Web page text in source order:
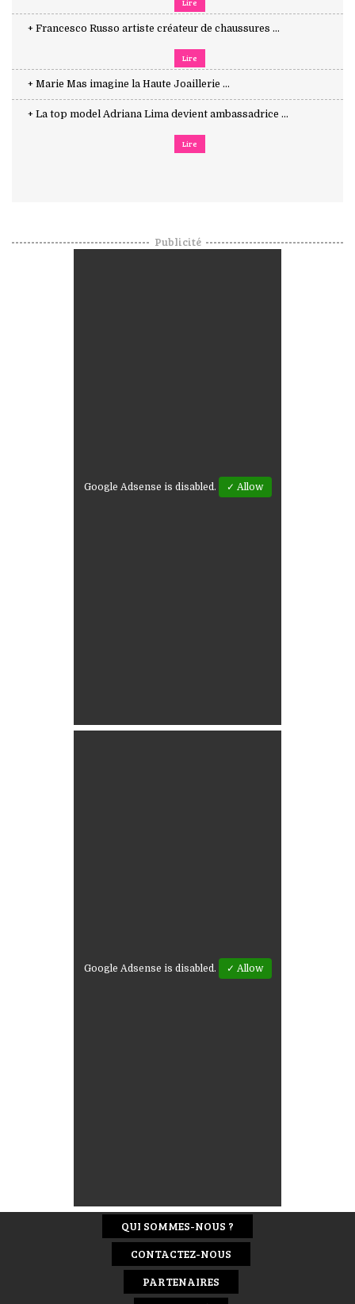
+ Francesco Russo artiste créateur de chaussures ...
Lire
+ Marie Mas imagine la Haute Joaillerie ...
+ La top model Adriana Lima devient ambassadrice ...
Lire
Publicité
Google Adsense is disabled. ✓ Allow
Google Adsense is disabled. ✓ Allow
QUI SOMMES-NOUS ?
CONTACTEZ-NOUS
PARTENAIRES